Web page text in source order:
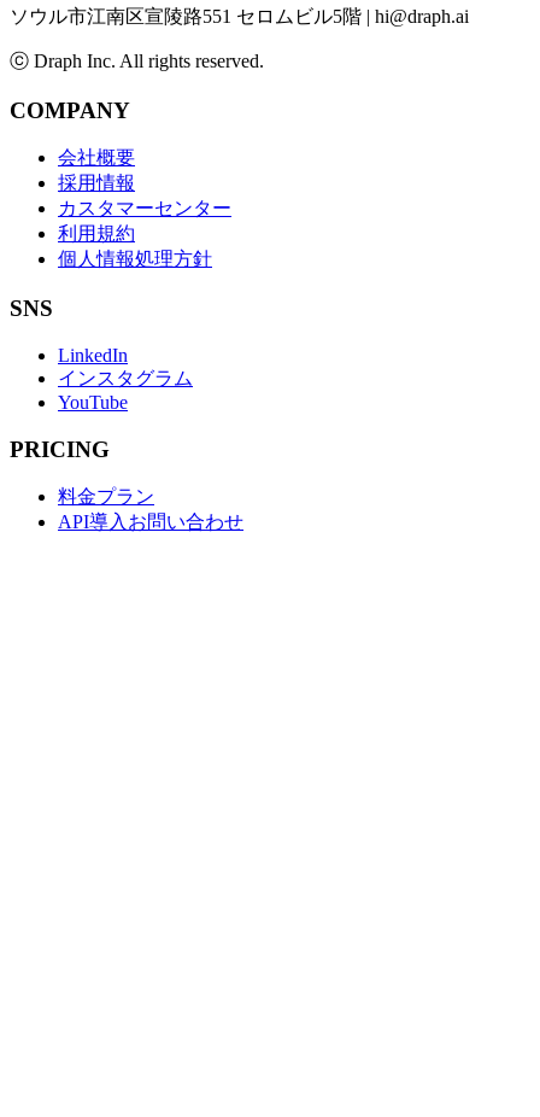
ソウル市江南区宣陵路551 セロムビル5階 | hi@draph.ai
ⓒ Draph Inc. All rights reserved.
COMPANY
会社概要
採用情報
カスタマーセンター
利用規約
個人情報処理方針
SNS
LinkedIn
インスタグラム
YouTube
PRICING
料金プラン
API導入お問い合わせ